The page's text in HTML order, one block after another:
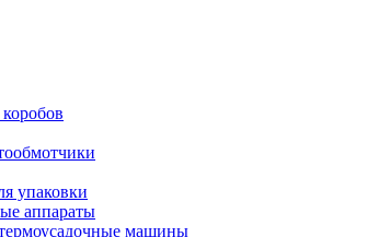
упаковки
аппараты
машины